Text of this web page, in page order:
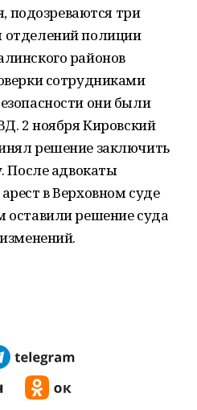
подозреваются три
полиции
районов
сотрудниками
они были
2 ноября Кировский
решение заключить
После адвокаты
в Верховном суде
решение суда